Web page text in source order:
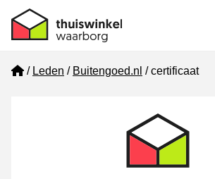
Home
Leden Buitengoed.nl certificaat